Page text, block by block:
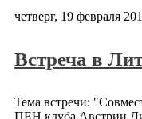
четверг, 19 февраля
Встреча в
Тема встречи: